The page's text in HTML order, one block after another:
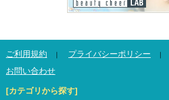
ご利用規約 ｜ プライバシーポリシー ｜
お問い合わせ
[カテゴリから探す]